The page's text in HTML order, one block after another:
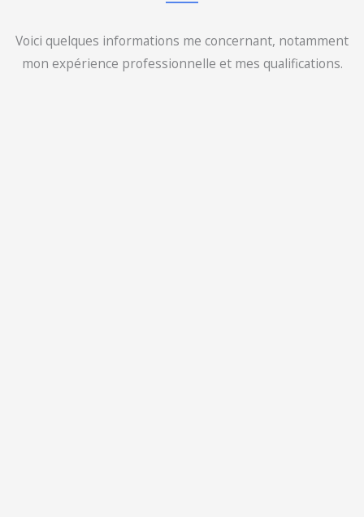
Voici quelques informations me concernant, notamment
mon expérience professionnelle et mes qualifications.